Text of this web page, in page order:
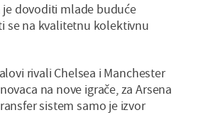
dovoditi mlade buduće
se na kvalitetnu kolektivnu
rivali Chelsea i Manchester
na nove igrače, za Arsena
sistem samo je izvor